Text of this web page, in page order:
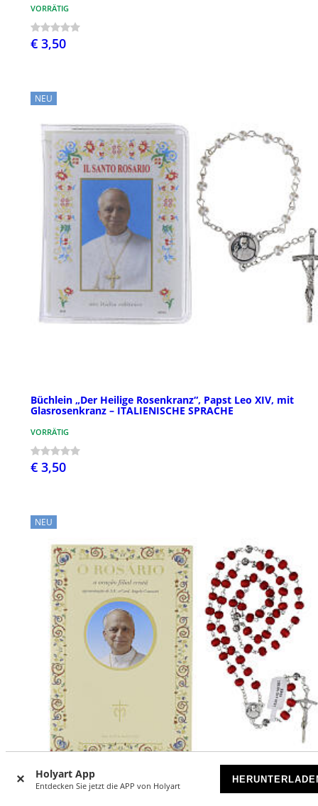
Holyart App
Entdecken Sie jetzt die APP von Holyart
VORRÄTIG
€ 3,50
NEU
Büchlein „Der Heilige Rosenkranz“, Papst Leo XIV, mit
Glasrosenkranz – ITALIENISCHE SPRACHE
VORRÄTIG
€ 3,50
NEU